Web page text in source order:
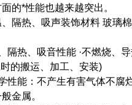
的*性能也越来越突出。
、吸声装饰材料 玻璃棉
热、吸音性能 ·不燃烧、导
搬运、加工、安装)
能：不产生有害气体不腐
金属。